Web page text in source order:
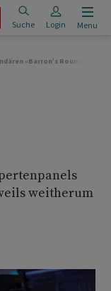
Suche Login Menu
«Barron’s Roundtable»
weitherum